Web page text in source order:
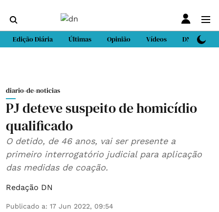
Edição Diária Últimas Opinião Vídeos DN Sport
diario-de-noticias
PJ deteve suspeito de homicídio
qualificado
O detido, de 46 anos, vai ser presente a
primeiro interrogatório judicial para aplicação
das medidas de coação.
Redação DN
Publicado a: 17 Jun 2022, 09:54